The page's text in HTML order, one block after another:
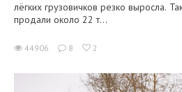
лёгких грузовичков резко выросла.
продали около 22 т...
44906 8 2